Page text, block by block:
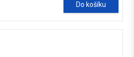
Do košíku